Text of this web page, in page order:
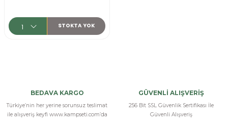
KARGO BEDAVA
STOKTA YOK
BEDAVA KARGO
Türkiye’nin her yerine sorunsuz teslimat
ile alışveriş keyfi www.kampseti.com’da
GÜVENLİ ALIŞVERİŞ
256 Bit SSL Güvenlik Sertifikası İle
Güvenli Alışveriş